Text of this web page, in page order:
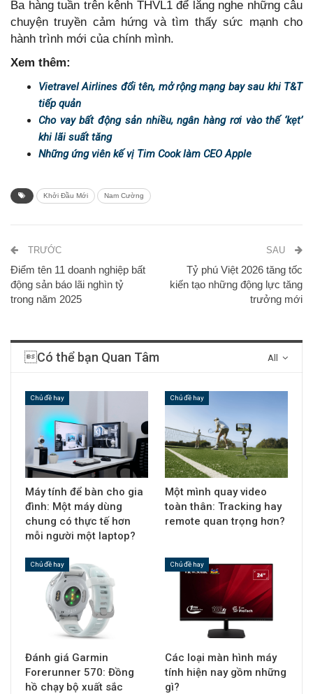
Ba hàng tuần trên kênh THVL1 để lắng nghe những câu
chuyện truyền cảm hứng và tìm thấy sức mạnh cho
hành trình mới của chính mình.
Xem thêm:
Vietravel Airlines đổi tên, mở rộng mạng bay sau khi T&T
tiếp quản
Cho vay bất động sản nhiều, ngân hàng rơi vào thế ‘kẹt’
khi lãi suất tăng
Những ứng viên kế vị Tim Cook làm CEO Apple
Khởi Đầu Mới Nam Cường
TRƯỚC
Điểm tên 11 doanh nghiệp bất
động sản báo lãi nghìn tỷ
trong năm 2025
SAU
Tỷ phú Việt 2026 tăng tốc
kiến tạo những động lực tăng
trưởng mới
All
Có thể bạn Quan Tâm
Chủ đề hay
Máy tính để bàn cho gia
đình: Một máy dùng
chung có thực tế hơn
mỗi người một laptop?
Chủ đề hay
Một mình quay video
toàn thân: Tracking hay
remote quan trọng hơn?
Chủ đề hay
Đánh giá Garmin
Forerunner 570: Đồng
hồ chạy bộ xuất sắc
Chủ đề hay
Các loại màn hình máy
tính hiện nay gồm những
gì?